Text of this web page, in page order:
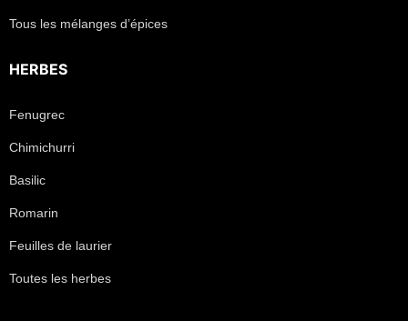
Tous les mélanges d’épices
HERBES
Fenugrec
Chimichurri
Basilic
Romarin
Feuilles de laurier
Toutes les herbes